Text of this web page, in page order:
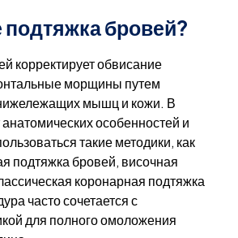
подтяжка бровей?
корректирует обвисание
морщины путем
мышц и кожи. В
особенностей и
такие методики, как
подтяжка бровей, височная
коронарная подтяжка
часто сочетается с
для полного омоложения